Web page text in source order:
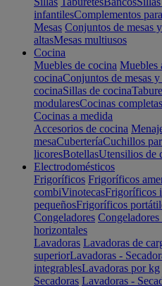
infantilesComplementos
Mesas Conjuntos de mesas
altasMesas multiusos
Cocina
Muebles de cocina Muebles
cocinaConjuntos de mesas
cocinaSillas de cocina
modularesCocinas completas
Cocinas a medida
Accesorios de cocina
mesaCuberteríaCuchillos
licoresBotellasUtensilios de
Electrodomésticos
Frigoríficos Frigoríficos
combiVinotecasFrigoríficos
pequeñosFrigoríficos
Congeladores
horizontales
Lavadoras Lavadoras de
superiorLavadoras -
integrablesLavadoras por kg
Secadoras Lavadoras -